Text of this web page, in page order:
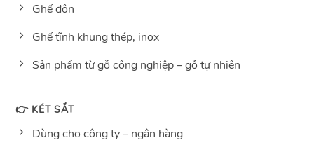
Ghế đôn
Ghế tĩnh khung thép, inox
Sản phẩm từ gỗ công nghiệp – gỗ tự nhiên
👉 KÉT SẮT
Dùng cho công ty – ngân hàng